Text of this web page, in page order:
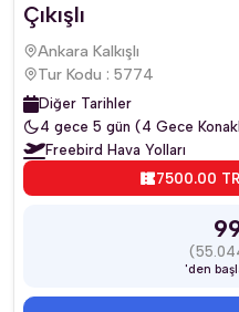
Çıkışlı
Ankara Kalkışlı
Tur Kodu : 5774
Diğer Tarihler
4 gece 5 gün (4 Gece
Freebird Hava Yolları
7500.00
'den